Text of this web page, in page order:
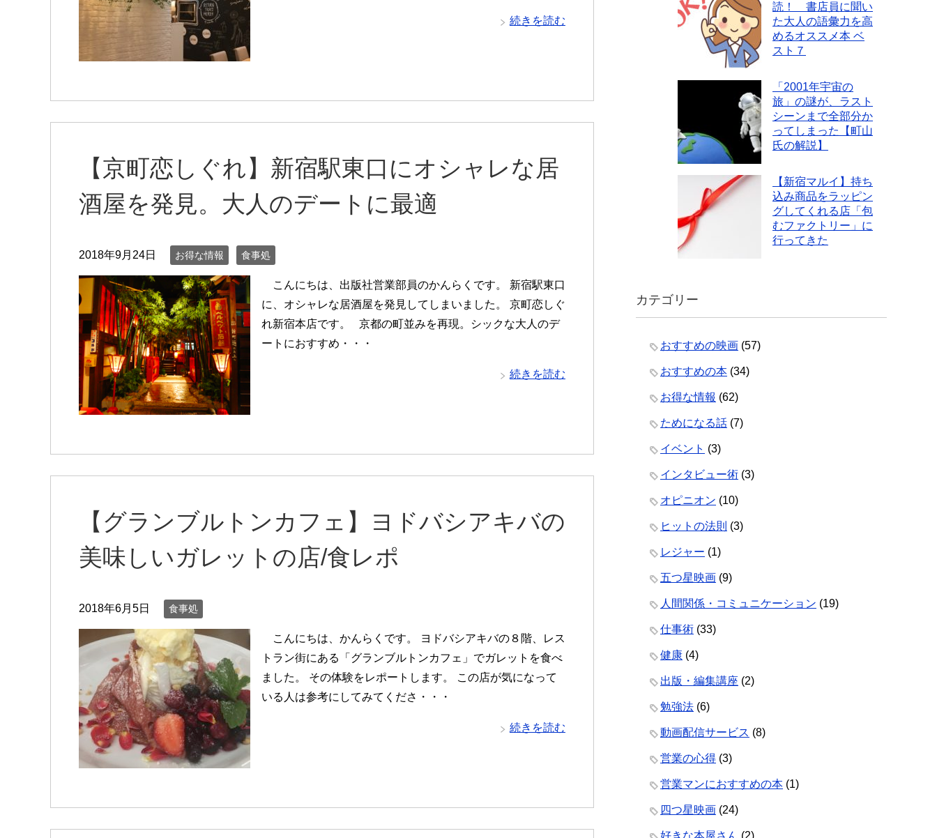
続きを読む
【京町恋しぐれ】新宿駅東口にオシャレな居
酒屋を発見。大人のデートに最適
2018年9月24日 お得な情報 食事処
こんにちは、出版社営業部員のかんらくです。 新宿駅東口
に、オシャレな居酒屋を発見してしまいました。 京町恋しぐ
れ新宿本店です。 京都の町並みを再現。シックな大人のデ
ートにおすすめ・・・
続きを読む
【グランブルトンカフェ】ヨドバシアキバの
美味しいガレットの店/食レポ
2018年6月5日 食事処
こんにちは、かんらくです。 ヨドバシアキバの８階、レス
トラン街にある「グランブルトンカフェ」でガレットを食べ
ました。 その体験をレポートします。 この店が気になって
いる人は参考にしてみてくださ・・・
続きを読む
読！ 書店員に聞い
た大人の語彙力を高
めるオススメ本 ベ
スト７
「2001年宇宙の
旅」の謎が、ラスト
シーンまで全部分か
ってしまった【町山
氏の解説】
【新宿マルイ】持ち
込み商品をラッピン
グしてくれる店「包
むファクトリー」に
行ってきた
カテゴリー
おすすめの映画 (57)
おすすめの本 (34)
お得な情報 (62)
ためになる話 (7)
イベント (3)
インタビュー術 (3)
オピニオン (10)
ヒットの法則 (3)
レジャー (1)
五つ星映画 (9)
人間関係・コミュニケーション (19)
仕事術 (33)
健康 (4)
出版・編集講座 (2)
勉強法 (6)
動画配信サービス (8)
営業の心得 (3)
営業マンにおすすめの本 (1)
四つ星映画 (24)
好きな本屋さん (2)